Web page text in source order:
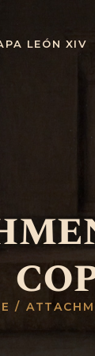
LEÓN XIV
PAPA
UN